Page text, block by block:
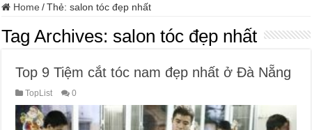
Home / Thẻ:salon tóc đẹp nhất
Tag Archives:salon tóc đẹp nhất
Top 9 Tiệm cắt tóc nam đẹp nhất ở Đà Nẵng
TopList 0